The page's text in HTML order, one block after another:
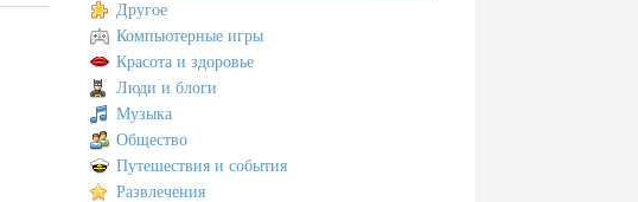
Другое
Компьютерные игры
Красота и здоровье
Люди и блоги
Музыка
Общество
Путешествия и события
Развлечения